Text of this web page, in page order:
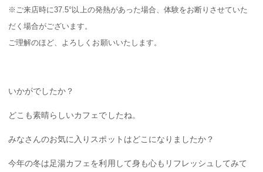
※ご来店時に37.5°以上の発熱があった場合、体験をお断りさせていた
だく場合がございます。
ご理解のほど、よろしくお願いいたします。
いかがでしたか？
どこも素晴らしいカフェでしたね。
みなさんのお気に入りスポットはどこになりましたか？
今年の冬は足湯カフェを利用して身も心もリフレッシュしてみて